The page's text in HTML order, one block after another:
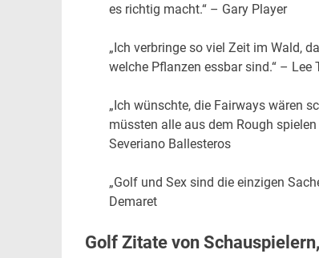
es richtig macht.“ – Gary Player
„Ich verbringe so viel Zeit im Wald,
welche Pflanzen essbar sind.“ – Lee
„Ich wünschte, die Fairways wären
müssten alle aus dem Rough
Severiano Ballesteros
„Golf und Sex sind die einzigen
Demaret
Golf Zitate von